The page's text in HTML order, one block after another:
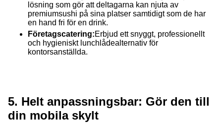
lösning som gör att deltagarna kan njuta av
premiumsushi på sina platser samtidigt som de har
en hand fri för en drink.
Företagscatering:Erbjud ett snyggt, professionellt
och hygieniskt lunchlådealternativ för
kontorsanställda.
5. Helt anpassningsbar: Gör den till
din mobila skylt